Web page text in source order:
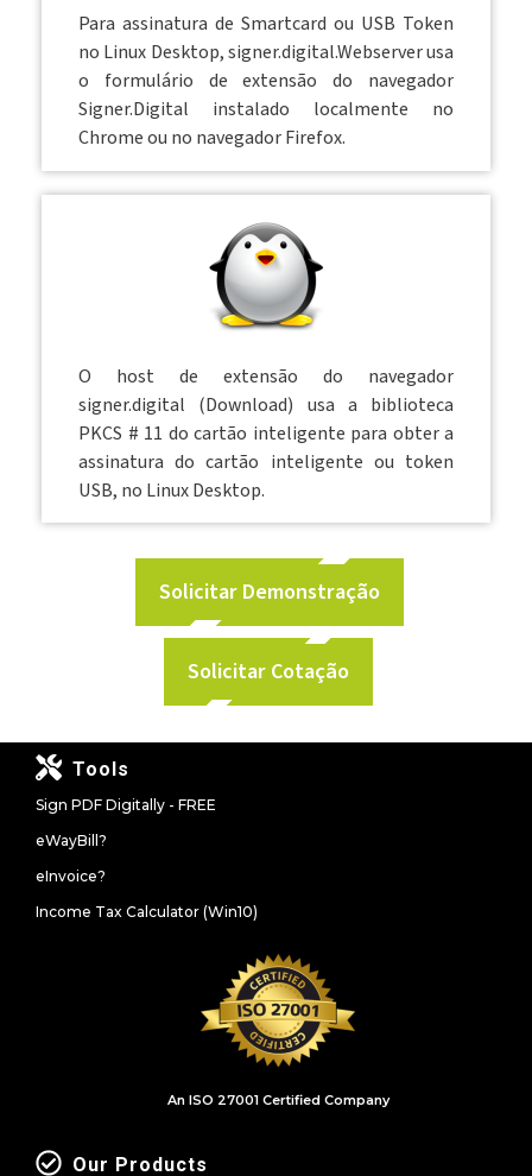
Para assinatura de Smartcard ou USB Token
no Linux Desktop, signer.digital.Webserver usa
o formulário de extensão do navegador
Signer.Digital instalado localmente no
Chrome ou no navegador Firefox.
O host de extensão do navegador
signer.digital (Download) usa a biblioteca
PKCS # 11 do cartão inteligente para obter a
assinatura do cartão inteligente ou token
USB, no Linux Desktop.
Solicitar Demonstração
Solicitar Cotação
Tools
Sign PDF Digitally - FREE
eWayBill?
eInvoice?
Income Tax Calculator (Win10)
An ISO 27001 Certified Company
Our Products